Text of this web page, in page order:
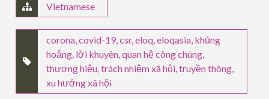
Vietnamese
corona,covid-19,csr,eloq,eloqasia, khủng
hoảng, lời khuyên,quan hệ công chúng,
thương hiệu,trách nhiệm xã hội,truyền thông,
xu hướng xã hội